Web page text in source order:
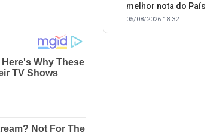
melhor nota do País
05/08/2026 18:32